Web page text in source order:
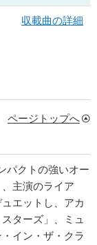
収載曲の詳細
ページトップへ
パクトの強いオー
主演のライア
エットし、アカ
ターズ」、ミュ
イン・ザ・クラ